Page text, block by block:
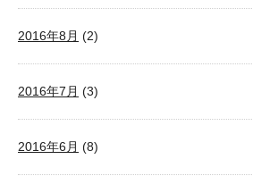
2016年8月 (2)
2016年7月 (3)
2016年6月 (8)